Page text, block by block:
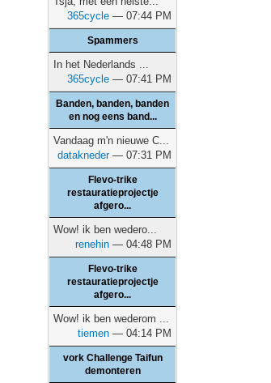
365cycle — 07:44 PM
Spammers
In het Nederlands ...
365cycle — 07:41 PM
Banden, banden, banden
en nog eens band...
Vandaag m'n nieuwe C...
datakneder— 07:31 PM
Flevo-trike
restauratieprojectje
afgero...
Wow! ik ben wedero...
renehin — 04:48 PM
Flevo-trike
restauratieprojectje
afgero...
Wow! ik ben wederom ...
tiemen — 04:14 PM
vork Challenge Taifun
demonteren